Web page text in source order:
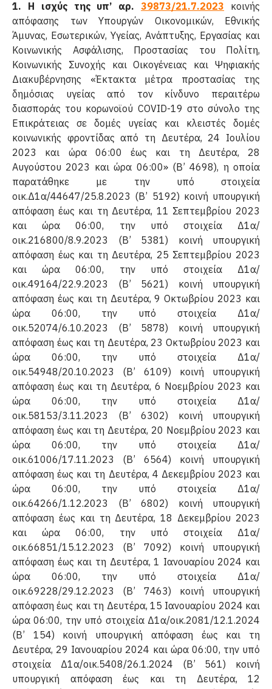
1. Η ισχύς της υπ’ αρ.39873/21.7.2023 κοινής
απόφα­σης των Υπουργών Οικονομικών, Εθνικής
Άμυνας, Εσω­τερικών, Υγείας, Ανάπτυξης, Εργασίας και
Κοινωνικής Ασφάλισης, Προστασίας του Πολίτη,
Κοινωνικής Συνοχής και Οικογένειας και Ψηφιακής
Διακυβέρνησης «Έκτακτα μέτρα προστασίας της
δημόσιας υγείας από τον κίνδυνο περαιτέρω
διασποράς του κορωνοϊού COVID-19 στο σύ­νολο της
Επικράτειας σε δομές υγείας και κλειστές δομές
κοινωνικής φροντίδας από τη Δευτέρα, 24 Ιουλίου
2023 και ώρα 06:00 έως και τη Δευτέρα, 28
Αυγούστου 2023 και ώρα 06:00» (Β’ 4698), η οποία
παρατάθηκε με την υπό στοιχεία
οικ.Δ1α/44647/25.8.2023 (Β’ 5192) κοινή υπουρ­γική
απόφαση έως και τη Δευτέρα, 11 Σεπτεμβρίου 2023
και ώρα 06:00, την υπό στοιχεία Δ1α/
οικ.216800/8.9.2023 (Β’ 5381) κοινή υπουργική
απόφαση έως και τη Δευτέρα, 25 Σεπτεμβρίου 2023
και ώρα 06:00, την υπό στοιχεία Δ1α/
οικ.49164/22.9.2023 (Β’ 5621) κοινή υπουργική
απόφαση έως και τη Δευτέρα, 9 Οκτωβρίου 2023 και
ώρα 06:00, την υπό στοιχεία Δ1α/
οικ.52074/6.10.2023 (Β’ 5878) κοινή υπουργική
απόφαση έως και τη Δευτέ­ρα, 23 Οκτωβρίου 2023 και
ώρα 06:00, την υπό στοιχεία Δ1α/
οικ.54948/20.10.2023 (Β’ 6109) κοινή υπουργική
απόφαση έως και τη Δευτέρα, 6 Νοεμβρίου 2023 και
ώρα 06:00, την υπό στοιχεία Δ1α/
οικ.58153/3.11.2023 (Β’ 6302) κοινή υπουργική
απόφαση έως και τη Δευτέ­ρα, 20 Νοεμβρίου 2023 και
ώρα 06:00, την υπό στοιχεία Δ1α/
οικ.61006/17.11.2023 (Β’ 6564) κοινή υπουργική
απόφαση έως και τη Δευτέρα, 4 Δεκεμβρίου 2023 και
ώρα 06:00, την υπό στοιχεία Δ1α/
οικ.64266/1.12.2023 (Β’ 6802) κοινή υπουργική
απόφαση έως και τη Δευτέρα, 18 Δεκεμβρίου 2023
και ώρα 06:00, την υπό στοιχεία Δ1α/
οικ.66851/15.12.2023 (Β’ 7092) κοινή υπουργική
απόφαση έως και τη Δευτέρα, 1 Ιανουαρίου 2024 και
ώρα 06:00, την υπό στοιχεία Δ1α/
οικ.69228/29.12.2023 (Β’ 7463) κοινή υπουργική
απόφαση έως και τη Δευτέ­ρα, 15 Ιανουαρίου 2024 και
ώρα 06:00, την υπό στοι­χεία Δ1α/οικ.2081/12.1.2024
(Β’ 154) κοινή υπουργική απόφαση έως και τη
Δευτέρα, 29 Ιανουαρίου 2024 και ώρα 06:00, την υπό
στοιχεία Δ1α/οικ.5408/26.1.2024 (Β’ 561) κοινή
υπουργική απόφαση έως και τη Δευτέ­ρα, 12